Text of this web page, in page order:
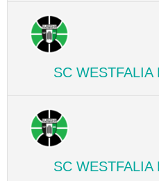
SC WESTFALIA
SC WESTFALIA